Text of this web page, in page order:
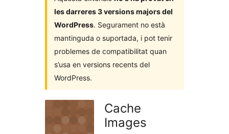
les darreres 3 versions majors del
WordPress. Segurament no està
mantinguda o suportada, i pot tenir
problemes de compatibilitat quan
s’usa en versions recents del
WordPress.
Cache
Images